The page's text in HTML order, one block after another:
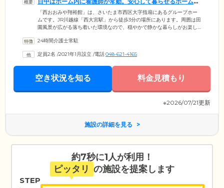
す
「西おおみや翔裕館」は、さいたま市西区大字指扇にあるグループホー
ムです。JR川越線「西大宮駅」から徒歩3分の場所にあります。周囲は田
園風景が広がる落ち着いた環境なので、穏やかで静かな暮らしがお楽し
援2・要介護の認定と認知症の診断を受けている方です。日中はホーム内
置・医療的管理にも対応いたします。個別見学・相談会、体験入居も定
期的に実施しておりますので、安心して暮らせるホームをお探しの方は
24時間介護士常駐
定員2名 /2021年1月設立 /電話048-621-4165
空き状況を知る 料金見積もり
※2026/07/21更新
施設の詳細を見る
約7秒に1人が利用！
ピッタリ の施設を提案します
STEP